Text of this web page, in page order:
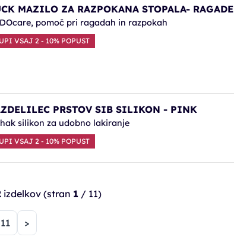
MAZILO ZA RAZPOKANA STOPALA- RAGADE
pomoč pri ragadah in razpokah
VSAJ 2 - 10% POPUST
PRSTOV SIB SILIKON - PINK
silikon za udobno lakiranje
VSAJ 2 - 10% POPUST
izdelkov (stran 1/ 11)
11 >